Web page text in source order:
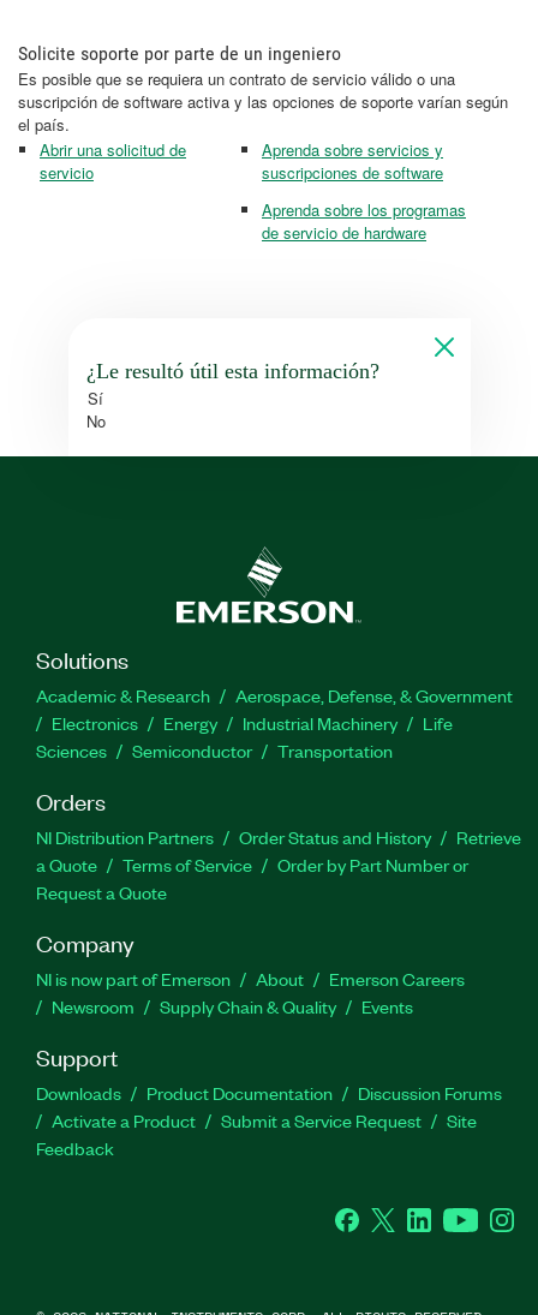
Solicite soporte por parte de un ingeniero
Es posible que se requiera un contrato de servicio válido o una
suscripción de software activa y las opciones de soporte varían según
el país.
Abrir una solicitud de
servicio
Aprenda sobre servicios y
suscripciones de software
Aprenda sobre los programas
de servicio de hardware
¿Le resultó útil esta información?
Sí
No
Solutions
Academic & Research
Aerospace, Defense, & Government
Electronics
Energy Industrial Machinery
Life
Sciences
Semiconductor Transportation
Orders
NI Distribution Partners Order Status and History
Retrieve
a Quote
Terms of Service
Order by Part Number or
Request a Quote
Company
NI is now part of Emerson About
Emerson Careers
Newsroom
Supply Chain & Quality Events
Support
Downloads Product Documentation
Discussion Forums
Activate a Product
Submit a Service Request
Site
Feedback
Facebook
Twitter LinkedInYouTube